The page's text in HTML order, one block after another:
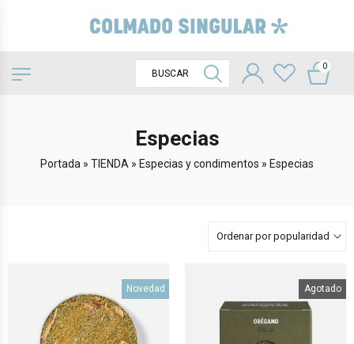
0
Especias
Portada » TIENDA » Especias y condimentos » Especias
Ordenar por popularidad
Novedad Agotado